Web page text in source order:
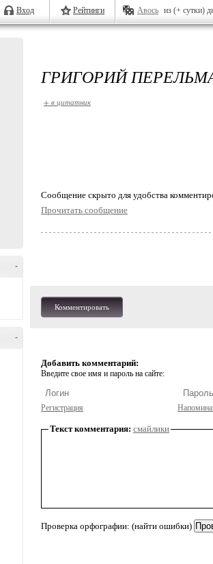
Вход Рейтинги Авось из (+ сутки)
-
-
ГРИГОРИЙ
+ в цитатник
Cообщение скрыто для удобства
Прочитать сообщение
Комментировать
Добавить комментарий:
Введите свое имя и пароль на сайте:
Регистрация
Текст комментария: смайлики
Проверка орфографии: (найти ошибки)